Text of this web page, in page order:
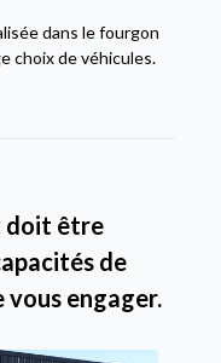
dans le fourgon
choix de véhicules.
doit être
de
engager.